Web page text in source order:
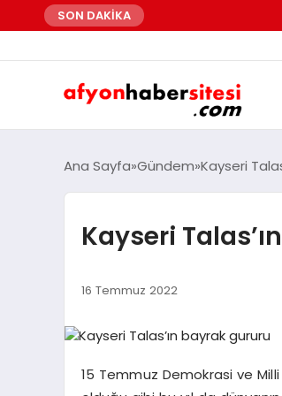
SON DAKİKA
Ana Sayfa Gündem Kayseri
Kayseri
16 Temmuz 2022
15 Temmuz Demokrasi ve